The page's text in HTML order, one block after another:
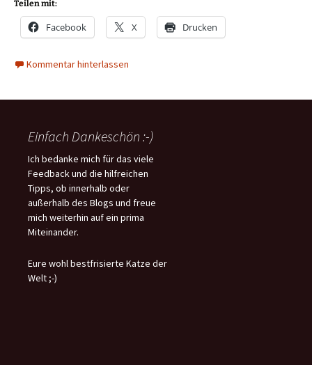
Teilen mit:
Facebook X Drucken
Kommentar hinterlassen
Einfach Dankeschön :-)
Ich bedanke mich für das viele
Feedback und die hilfreichen
Tipps, ob innerhalb oder
außerhalb des Blogs und freue
mich weiterhin auf ein prima
Miteinander.
Eure wohl bestfrisierte Katze der
Welt ;-)